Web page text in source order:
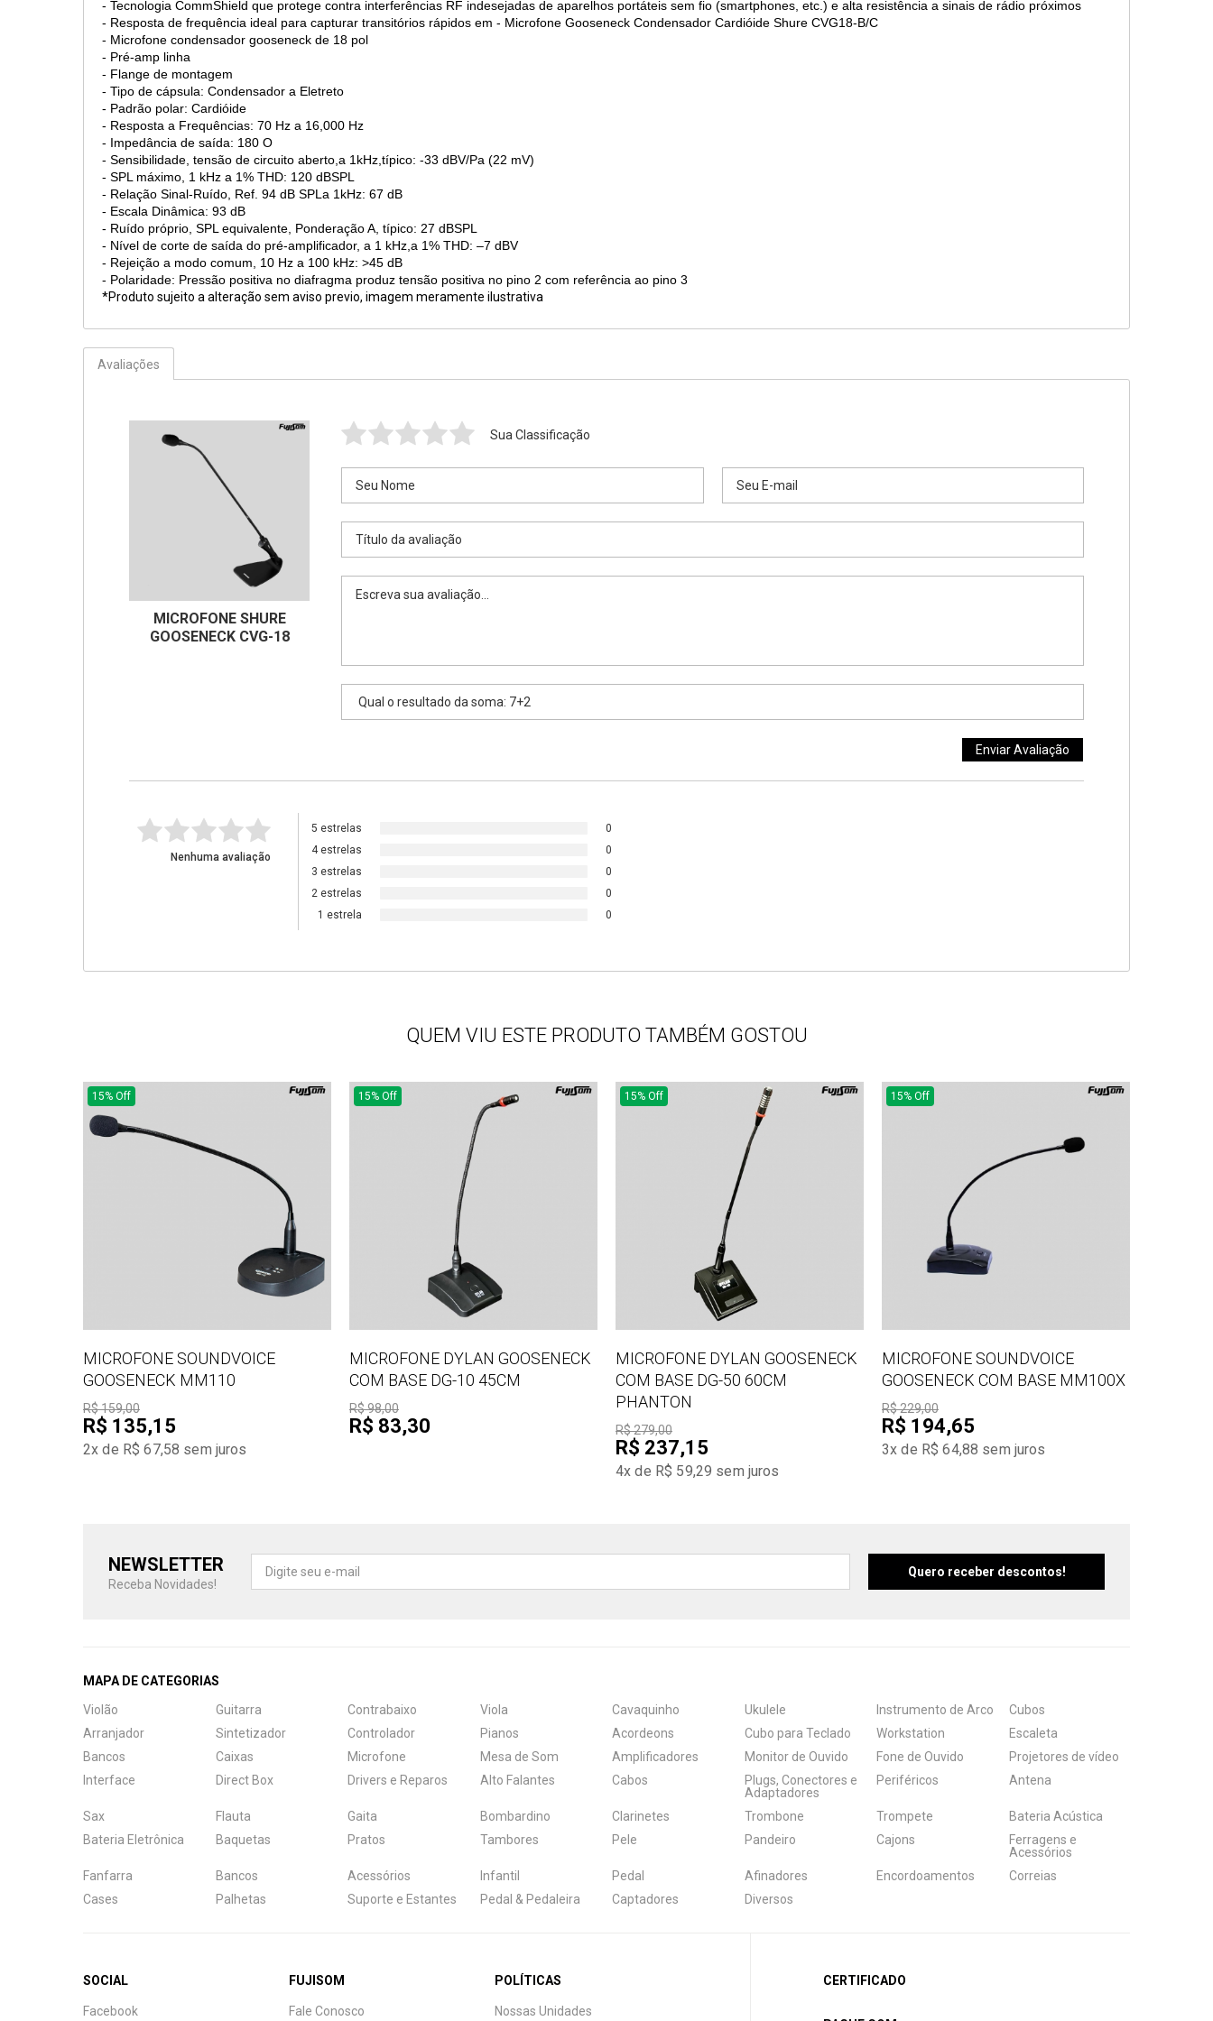
- Tecnologia CommShield que protege contra interferências RF indesejadas de aparelhos portáteis sem fio (smartphones, etc.) e alta resistência a sinais de rádio próximos
- Resposta de frequência ideal para capturar transitórios rápidos em - Microfone Gooseneck Condensador Cardióide Shure CVG18-B/C
- Microfone condensador gooseneck de 18 pol
- Pré-amp linha
- Flange de montagem
- Tipo de cápsula: Condensador a Eletreto
- Padrão polar: Cardióide
- Resposta a Frequências: 70 Hz a 16,000 Hz
- Impedância de saída: 180 O
- Sensibilidade, tensão de circuito aberto,a 1kHz,típico: -33 dBV/Pa (22 mV)
- SPL máximo, 1 kHz a 1% THD: 120 dBSPL
- Relação Sinal-Ruído, Ref. 94 dB SPLa 1kHz: 67 dB
- Escala Dinâmica: 93 dB
- Ruído próprio, SPL equivalente, Ponderação A, típico: 27 dBSPL
- Nível de corte de saída do pré-amplificador, a 1 kHz,a 1% THD: –7 dBV
- Rejeição a modo comum, 10 Hz a 100 kHz: >45 dB
- Polaridade: Pressão positiva no diafragma produz tensão positiva no pino 2 com referência ao pino 3
*Produto sujeito a alteração sem aviso previo, imagem meramente ilustrativa
Avaliações
MICROFONE SHURE
GOOSENECK CVG-18
Sua Classificação
Nenhuma avaliação
5 estrelas
0
4 estrelas
0
3 estrelas
0
2 estrelas
0
1 estrela
0
QUEM VIU ESTE PRODUTO TAMBÉM GOSTOU
15% Off
MICROFONE SOUNDVOICE
GOOSENECK MM110
R$ 159,00
R$ 135,15
2x de R$ 67,58 sem juros
15% Off
MICROFONE DYLAN GOOSENECK
COM BASE DG-10 45CM
R$ 98,00
R$ 83,30
15% Off
MICROFONE DYLAN GOOSENECK
COM BASE DG-50 60CM
PHANTON
R$ 279,00
R$ 237,15
4x de R$ 59,29 sem juros
15% Off
MICROFONE SOUNDVOICE
GOOSENECK COM BASE MM100X
R$ 229,00
R$ 194,65
3x de R$ 64,88 sem juros
NEWSLETTER
Receba Novidades!
MAPA DE CATEGORIAS
Violão
Guitarra Contrabaixo Viola Cavaquinho Ukulele Instrumento de Arco
Cubos
Arranjador
Sintetizador Controlador Pianos Acordeons Cubo para Teclado Workstation
Escaleta
Bancos
Caixas Microfone Mesa de Som Amplificadores Monitor de Ouvido Fone de Ouvido
Projetores de vídeo
Interface
Direct Box Drivers e Reparos Alto Falantes Cabos
Plugs, Conectores e
Adaptadores
Periféricos Antena
Sax Flauta Gaita Bombardino Clarinetes Trombone Trompete
Bateria Acústica
Bateria Eletrônica
Baquetas Pratos Tambores Pele Pandeiro Cajons
Ferragens e
Acessórios
Fanfarra
Bancos Acessórios Infantil Pedal Afinadores Encordoamentos
Correias
Cases
Palhetas Suporte e Estantes Pedal & Pedaleira Captadores Diversos
SOCIAL
Facebook
FUJISOM
Fale Conosco
POLÍTICAS
Nossas Unidades
CERTIFICADO
Central de Ajuda